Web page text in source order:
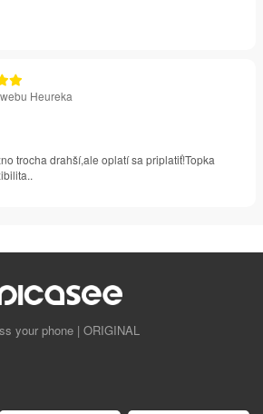
Heureka
trocha drahší,ale oplatí sa priplatiť!Topka
your phone | ORIGINAL